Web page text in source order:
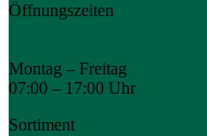
Öffnungszeiten
Montag – Freitag
07:00 – 17:00 Uhr
Sortiment